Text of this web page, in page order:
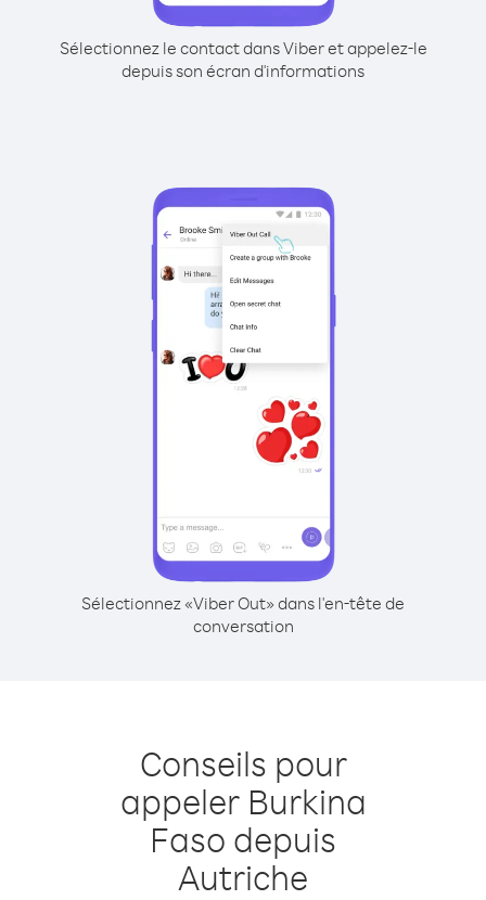
Sélectionnez le contact dans Viber et appelez-le
depuis son écran d'informations
Sélectionnez «Viber Out» dans l'en-tête de
conversation
Conseils pour
appeler Burkina
Faso depuis
Autriche